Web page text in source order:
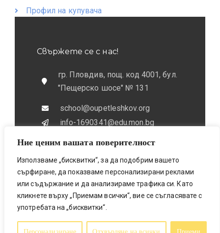
Ние ценим вашата поверителност
Използваме „бисквитки“, за да подобрим вашето
сърфиране, да показваме персонализирани реклами
или съдържание и да анализираме трафика си. Като
кликнете върху „Приемам всички“, вие се съгласявате с
употребата на „бисквитки“.
Профил на купувача
Свържете се с нас!
гр. Пловдив, пощ. код 4001, бул.
"Пещерско шосе" № 131
school@oupetleshkov.org
info-1690341@edu.mon.bg
032 / 643 673
0884 / 787772
Bionicfox LTD- Designed & Made